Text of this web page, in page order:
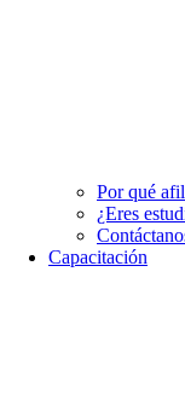
Por qué
¿Eres
Capacitación